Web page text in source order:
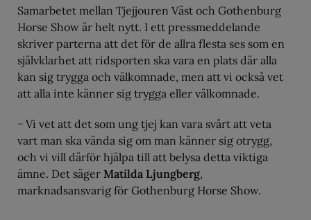
Samarbetet mellan Tjejjouren Väst och Gothenburg
Horse Show är helt nytt. I ett pressmeddelande
skriver parterna att det för de allra flesta ses som en
självklarhet att ridsporten ska vara en plats där alla
kan sig trygga och välkomnade, men att vi också vet
att alla inte känner sig trygga eller välkomnade.
− Vi vet att det som ung tjej kan vara svårt att veta
vart man ska vända sig om man känner sig otrygg,
och vi vill därför hjälpa till att belysa detta viktiga
ämne. Det säger Matilda Ljungberg,
marknadsansvarig för Gothenburg Horse Show.